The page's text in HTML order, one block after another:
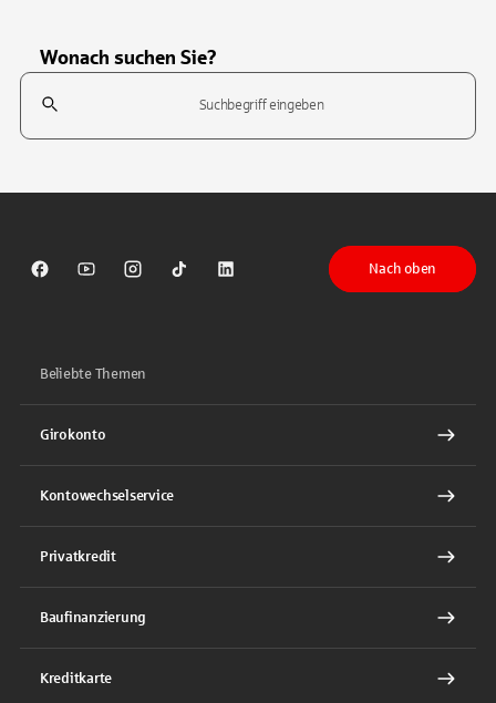
Wonach suchen Sie?
Suchfeld
Sparkasse auf Facebook
Sparkasse auf Youtube
Sparkasse auf Instagram
Sparkasse auf TikTok
Sparkasse auf LinkedIn
Nach oben
Beliebte Themen
Girokonto
Kontowechselservice
Privatkredit
Baufinanzierung
Kreditkarte